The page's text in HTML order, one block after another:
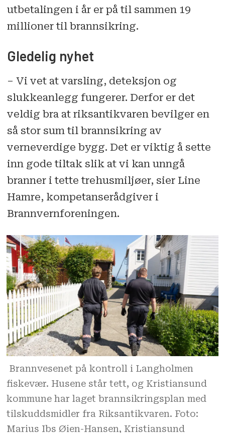
utbetalingen i år er på til sammen 19
millioner til brannsikring.
Gledelig nyhet
– Vi vet at varsling, deteksjon og
slukkeanlegg fungerer. Derfor er det
veldig bra at riksantikvaren bevilger en
så stor sum til brannsikring av
verneverdige bygg. Det er viktig å sette
inn gode tiltak slik at vi kan unngå
branner i tette trehusmiljøer, sier Line
Hamre, kompetanserådgiver i
Brannvernforeningen.
Brannvesenet på kontroll i Langholmen
fiskevær. Husene står tett, og Kristiansund
kommune har laget brannsikringsplan med
tilskuddsmidler fra Riksantikvaren. Foto:
Marius Ibs Øien-Hansen, Kristiansund